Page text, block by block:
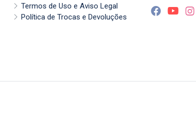
Termos de Uso e Aviso Legal
Política de Trocas e Devoluções